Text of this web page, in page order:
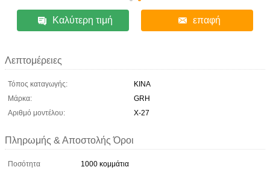
Καλύτερη τιμή επαφή
Λεπτομέρειες
Τόπος καταγωγής:
ΚΙΝΑ
Μάρκα:
GRH
Αριθμό μοντέλου:
Χ-27
Πληρωμής & Αποστολής Όροι
Ποσότητα
1000 κομμάτια